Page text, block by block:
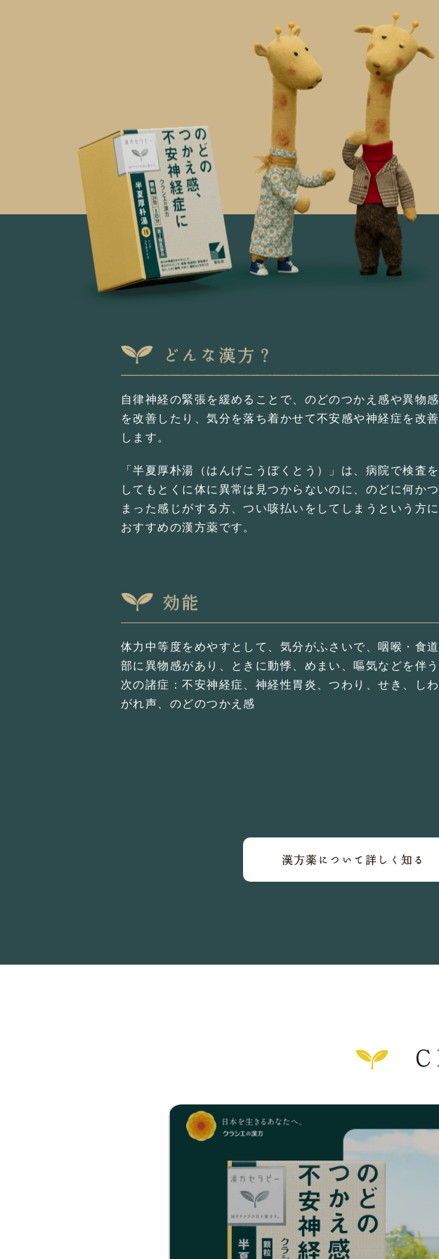
自律神経の緊張を緩めることで、のどのつかえ感や異物感
を改善したり、気分を落ち着かせて不安感や神経症を改善
します。
「半夏厚朴湯（はんげこうぼくとう）」は、病院で検査を
してもとくに体に異常は見つからないのに、のどに何かつ
まった感じがする方、つい咳払いをしてしまうという方に
おすすめの漢方薬です。
体力中等度をめやすとして、気分がふさいで、咽喉・食道
部に異物感があり、ときに動悸、めまい、嘔気などを伴う
次の諸症：不安神経症、神経性胃炎、つわり、せき、しわ
がれ声、のどのつかえ感